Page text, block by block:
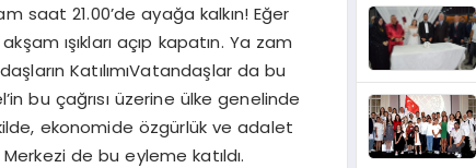
saat 21.00’de ayağa kalkın! Eğer
ışıkları açıp kapatın. Ya zam
KatılımıVatandaşlar da bu
bu çağrısı üzerine ülke genelinde
ekonomide özgürlük ve adalet
de bu eyleme katıldı.